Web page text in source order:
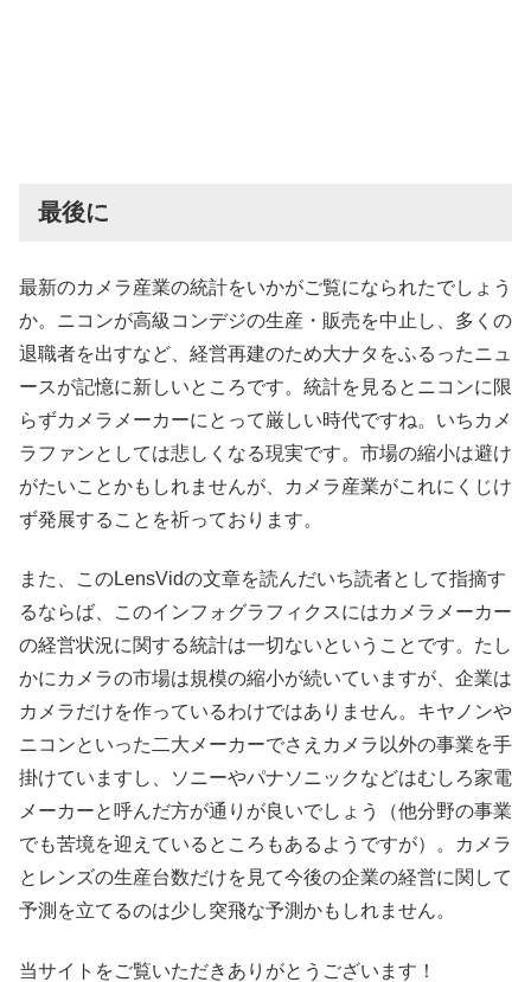
最後に
最新のカメラ産業の統計をいかがご覧になられたでしょう
か。ニコンが高級コンデジの生産・販売を中止し、多くの
退職者を出すなど、経営再建のため大ナタをふるったニュ
ースが記憶に新しいところです。統計を見るとニコンに限
らずカメラメーカーにとって厳しい時代ですね。いちカメ
ラファンとしては悲しくなる現実です。市場の縮小は避け
がたいことかもしれませんが、カメラ産業がこれにくじけ
ず発展することを祈っております。
また、このLensVidの文章を読んだいち読者として指摘す
るならば、このインフォグラフィクスにはカメラメーカー
の経営状況に関する統計は一切ないということです。たし
かにカメラの市場は規模の縮小が続いていますが、企業は
カメラだけを作っているわけではありません。キヤノンや
ニコンといった二大メーカーでさえカメラ以外の事業を手
掛けていますし、ソニーやパナソニックなどはむしろ家電
メーカーと呼んだ方が通りが良いでしょう（他分野の事業
でも苦境を迎えているところもあるようですが）。カメラ
とレンズの生産台数だけを見て今後の企業の経営に関して
予測を立てるのは少し突飛な予測かもしれません。
当サイトをご覧いただきありがとうございます！